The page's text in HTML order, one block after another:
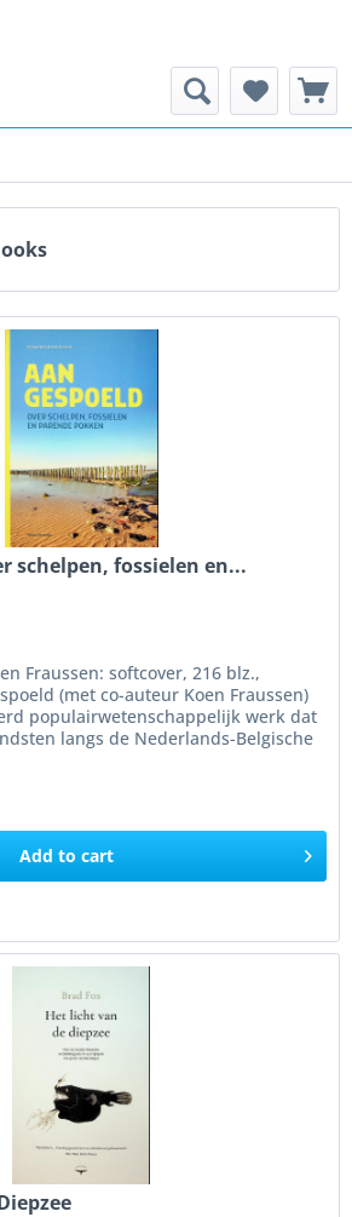
schelpen, fossielen en...
Fraussen: softcover, 216 blz.,
(met co-auteur Koen Fraussen)
populairwetenschappelijk werk dat
langs de Nederlands-Belgische
Add to cart